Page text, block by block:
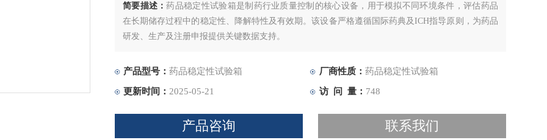
简要描述：药品稳定性试验箱是制药行业质量控制的核心设备，用于模拟不同环境条件，评估药品
在长期储存过程中的稳定性、降解特性及有效期。该设备严格遵循国际药典及ICH指导原则，为药品
研发、生产及注册申报提供关键数据支持。
产品型号：药品稳定性试验箱 厂商性质： 药品稳定性试验箱
更新时间： 2025-05-21 访 问 量： 748
产品咨询 联系我们